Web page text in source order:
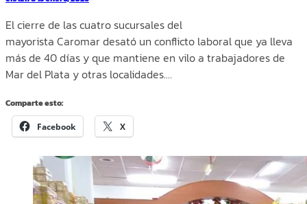
El cierre de las cuatro sucursales del
mayorista Caromar desató un conflicto laboral que ya lleva
más de 40 días y que mantiene en vilo a trabajadores de
Mar del Plata y otras localidades.…
Comparte esto:
Facebook X